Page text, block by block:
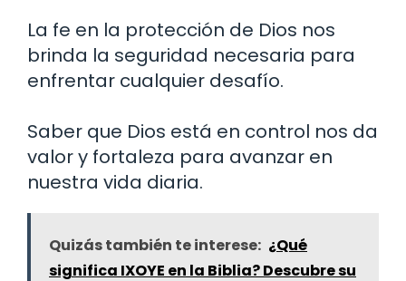
La fe en la protección de Dios nos
brinda la seguridad necesaria para
enfrentar cualquier desafío.
Saber que Dios está en control nos da
valor y fortaleza para avanzar en
nuestra vida diaria.
Quizás también te interese: ¿Qué
significa IXOYE en la Biblia? Descubre su